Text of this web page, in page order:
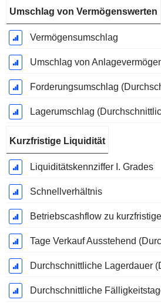
Umschlag von Vermögenswerten
Vermögensumschlag
Kurzfristige Liquidität
Liquiditätskennziffer I. Grades
Schnellverhältnis